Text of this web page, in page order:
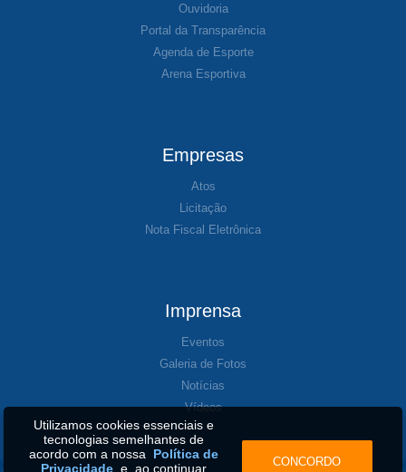
Ouvidoria
Portal da Transparência
Agenda de Esporte
Arena Esportiva
Empresas
Atos
Licitação
Nota Fiscal Eletrônica
Imprensa
Eventos
Galeria de Fotos
Notícias
Vídeos
Utilizamos cookies essenciais e
tecnologias semelhantes de
acordo com a nossa Política de
Privacidadee, ao continuar CONCORDO